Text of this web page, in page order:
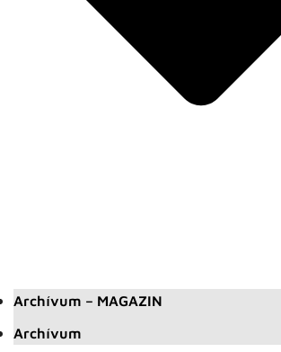
Archívum – MAGAZIN
Archívum